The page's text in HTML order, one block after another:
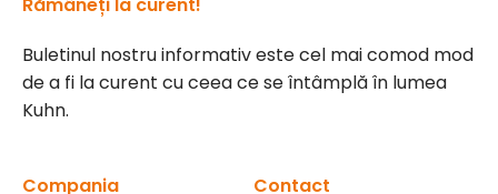
Rămâneți la curent!
Buletinul nostru informativ este cel mai comod mod
de a fi la curent cu ceea ce se întâmplă în lumea
Kuhn.
Compania Contact